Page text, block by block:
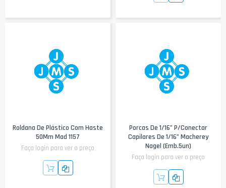
Roldana De Plástico Com Haste
50Mm Mad 1157
Faça login para ver o preço
Porcas De 1/16” P/conectar
Capilares De 1/16” Macherey
Nagel (emb.5un)
Faça login para ver o preço